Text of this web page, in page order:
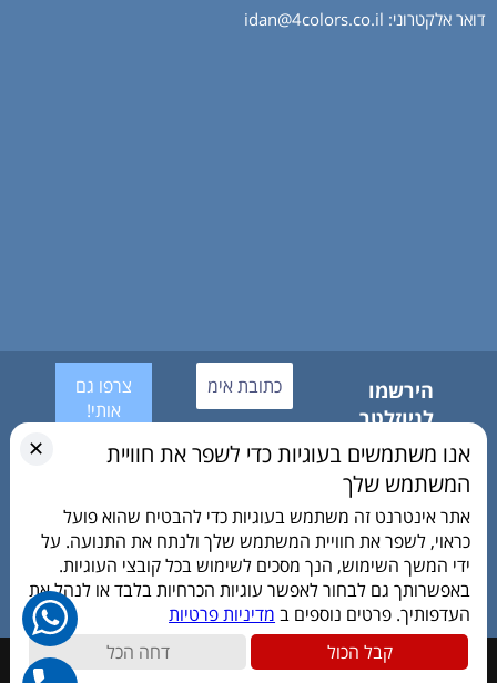
דואר אלקטרוני: idan@4colors.co.il
הירשמו
לניוזלטר
שלנו
היה הראשון
לדעת מתי
למה וכמה
שולחים
אני
מדיניות
הפרטיות
ושפרטי
ישמשו
ליצירת קשר
כל הזכויות שמורות © "דפוס 4 צבעים" 2022
✕
אנו משתמשים בעוגיות כדי לשפר את חוויית
המשתמש שלך
אתר אינטרנט זה משתמש בעוגיות כדי להבטיח שהוא פועל
כראוי, לשפר את חוויית המשתמש שלך ולנתח את התנועה. על
ידי המשך השימוש, הנך מסכים לשימוש בכל קובצי העוגיות.
באפשרותך גם לבחור לאפשר עוגיות הכרחיות בלבד או לנהל את
העדפותיך. פרטים נוספים ב מדיניות פרטיות
קבל הכול
דחה הכל